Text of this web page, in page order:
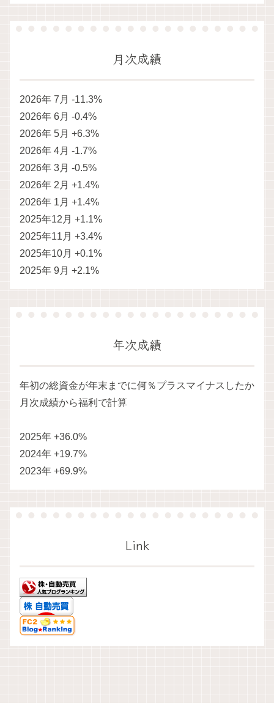
月次成績
2026年 7月 -11.3%
2026年 6月 -0.4%
2026年 5月 +6.3%
2026年 4月 -1.7%
2026年 3月 -0.5%
2026年 2月 +1.4%
2026年 1月 +1.4%
2025年12月 +1.1%
2025年11月 +3.4%
2025年10月 +0.1%
2025年 9月 +2.1%
年次成績
年初の総資金が年末までに何％プラスマイナスしたか
月次成績から福利で計算
2025年 +36.0%
2024年 +19.7%
2023年 +69.9%
Link